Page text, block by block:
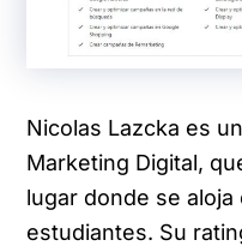
Nicolas Lazcka es
Marketing Digital,
lugar donde se
estudiantes. Su